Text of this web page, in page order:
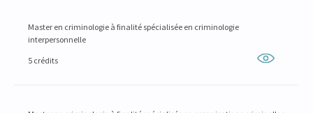
Master en criminologie à finalité spécialisée en criminologie
interpersonnelle
5 crédits